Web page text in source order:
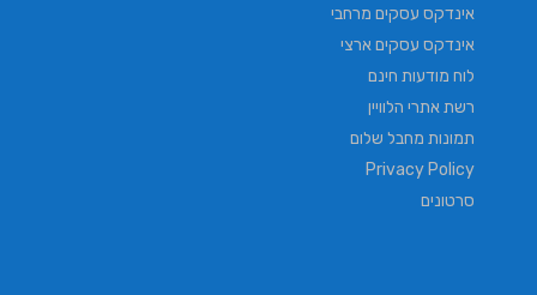
אינדקס עסקים מרחבי
אינדקס עסקים ארצי
לוח מודעות חינם
רשת אתרי הלוויין
תמונות מחבל שלום
Privacy Policy
סרטונים